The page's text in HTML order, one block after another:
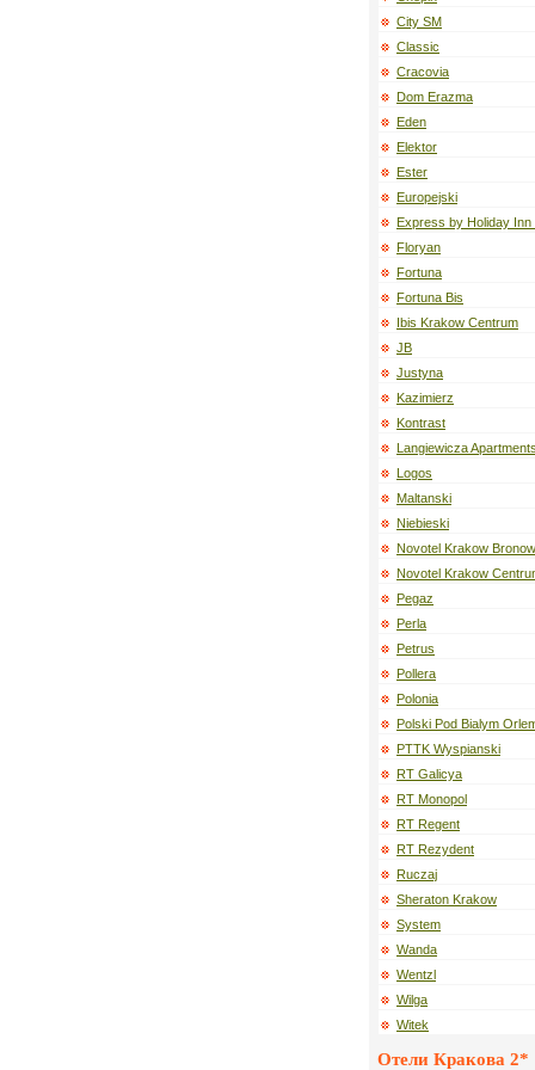
City SM
Classic
Cracovia
Dom Erazma
Eden
Elektor
Ester
Europejski
Express by Holiday Inn
Floryan
Fortuna
Fortuna Bis
Ibis Krakow Centrum
JB
Justyna
Kazimierz
Kontrast
Langiewicza Apartments
Logos
Maltanski
Niebieski
Novotel Krakow
Novotel Krakow
Pegaz
Perla
Petrus
Pollera
Polonia
Polski Pod Bialym
PTTK Wyspianski
RT Galicya
RT Monopol
RT Regent
RT Rezydent
Ruczaj
Sheraton Krakow
System
Wanda
Wentzl
Wilga
Witek
Отели Кракова 2*